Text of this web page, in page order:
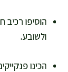
הוסיפו רכיב
ולשובע.
הכינו